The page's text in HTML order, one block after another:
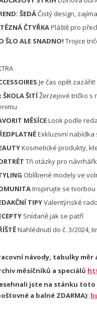
ŠEDÁČistý design,
ČTYŘKAPláště pro
ŠLO ALE SNADNO! Trojice
Je čas opět zazářit!
ŠKOLA ŠITÍŽerzejové tričko s
MĚSÍCELook podle
Exkluzivní nabídka
Kosmetické produkty,
Tři otázky pro
Oblíbené modely ve
Inspirujte se tvorbou
TIPYValentýnské
Snídaně jak se patří
Nahlédnutí do č. 3/2024,
návody, tabulky
měsíčníků a speciálů
jste na stánku toto
a balné ZDARMA):